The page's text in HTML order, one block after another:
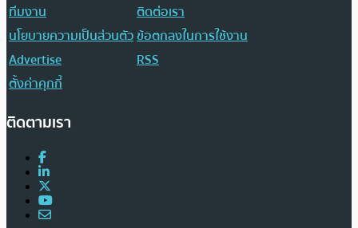
ทีมงาน
ติดต่อเรา
นโยบายความเป็นส่วนตัวข้อตกลงในการใช้งาน
Advertise
RSS
ตั้งค่าคุกกี้
ติดตามเรา